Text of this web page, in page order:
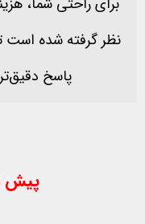
نظر گرفته شده است
پاسخ
پیش